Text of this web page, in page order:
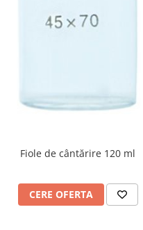
Fiole de cântărire 120 ml
CERE OFERTA